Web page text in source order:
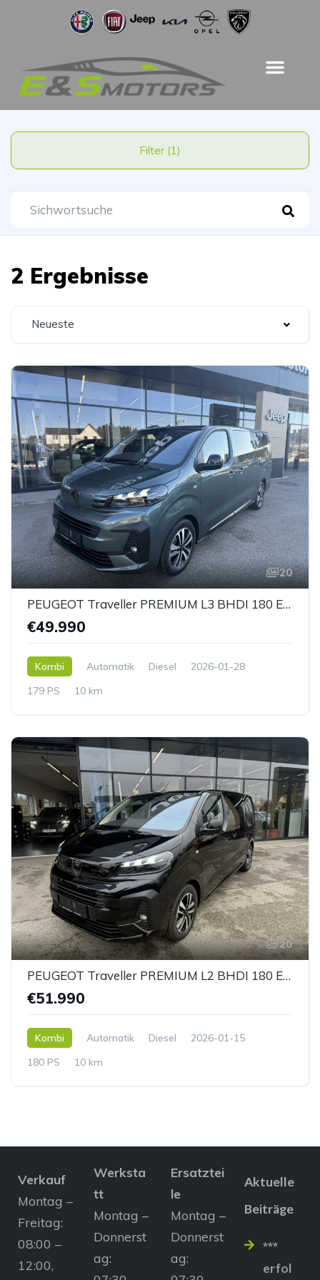
Filter (1)
2 Ergebnisse
Neueste
20
PEUGEOT Traveller PREMIUM L3 BHDI 180 EAT8
€49.990
Kombi Automatik Diesel
2026-01-28
179 PS
10 km
20
PEUGEOT Traveller PREMIUM L2 BHDI 180 EAT8 *AHK*
€51.990
Kombi Automatik Diesel
2026-01-15
180 PS
10 km
Verkauf
Montag –
Freitag:
08:00 –
12:00,
Werksta
tt
Montag –
Donnerst
ag:
Ersatztei
le
Montag –
Donnerst
ag:
Aktuelle
Beiträge
***
erfol